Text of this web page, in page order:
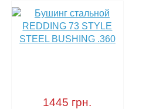
1445 грн.